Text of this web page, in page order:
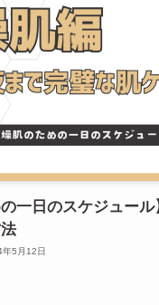
の一日のスケジュー
5月12日